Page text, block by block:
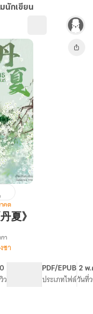
นักเขียน
คต
夏》
า
ซา
ว
PDF/EPUB
ประเภทไฟล์
2 พ
วันที่